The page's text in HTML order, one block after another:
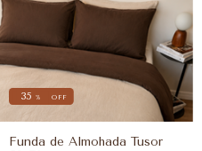
35 % OFF
Funda de Almohada Tusor